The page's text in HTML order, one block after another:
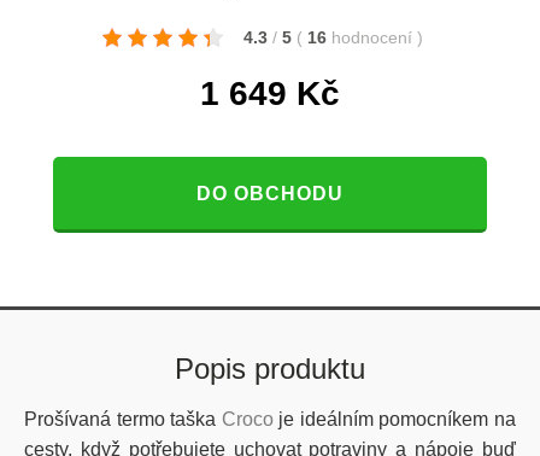
4.3 / 5 ( 16 hodnocení )
1 649 Kč
DO OBCHODU
Popis produktu
Prošívaná termo taška Crocoje ideálním pomocníkem na
cesty, když potřebujete uchovat potraviny a nápoje buď